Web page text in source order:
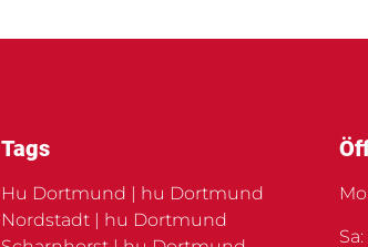
Tags
Hu Dortmund | hu Dortmund
Nordstadt | hu Dortmund